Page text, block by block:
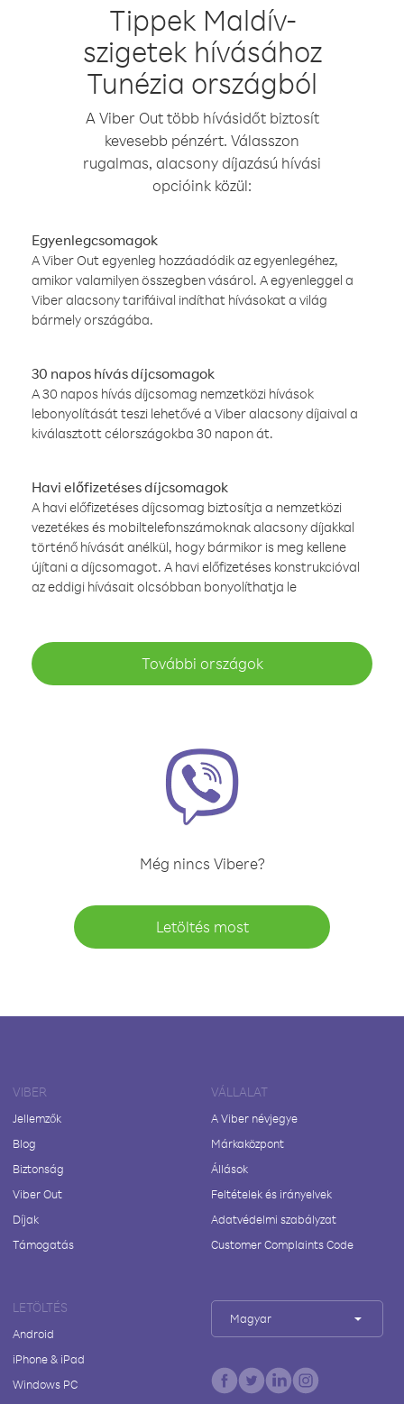
Tippek Maldív-
szigetek hívásához
Tunézia országból
A Viber Out több hívásidőt biztosít
kevesebb pénzért. Válasszon
rugalmas, alacsony díjazású hívási
opcióink közül:
Egyenlegcsomagok
A Viber Out egyenleg hozzáadódik az egyenlegéhez,
amikor valamilyen összegben vásárol. A egyenleggel a
Viber alacsony tarifáival indíthat hívásokat a világ
bármely országába.
30 napos hívás díjcsomagok
A 30 napos hívás díjcsomag nemzetközi hívások
lebonyolítását teszi lehetővé a Viber alacsony díjaival a
kiválasztott célországokba 30 napon át.
Havi előfizetéses díjcsomagok
A havi előfizetéses díjcsomag biztosítja a nemzetközi
vezetékes és mobiltelefonszámoknak alacsony díjakkal
történő hívását anélkül, hogy bármikor is meg kellene
újítani a díjcsomagot. A havi előfizetéses konstrukcióval
az eddigi hívásait olcsóbban bonyolíthatja le
További országok
Még nincs Vibere?
Letöltés most
VIBER
Jellemzők
Blog
Biztonság
Viber Out
Díjak
Támogatás
VÁLLALAT
A Viber névjegye
Márkaközpont
Állások
Feltételek és irányelvek
Adatvédelmi szabályzat
Customer Complaints Code
LETÖLTÉS
Android
iPhone & iPad
Windows PC
Magyar